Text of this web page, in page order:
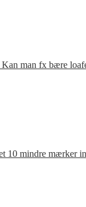
man fx bære
10 mindre mærker